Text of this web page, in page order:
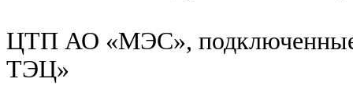
ЦТП АО «МЭС»,
ТЭЦ»